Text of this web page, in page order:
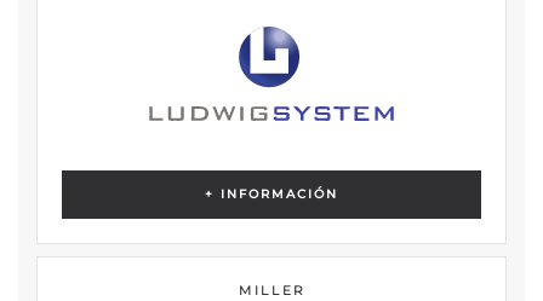
+ INFORMACIÓN
MILLER